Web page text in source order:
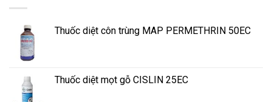
Thuốc diệt côn trùng MAP PERMETHRIN 50EC
Thuốc diệt mọt gỗ CISLIN 25EC